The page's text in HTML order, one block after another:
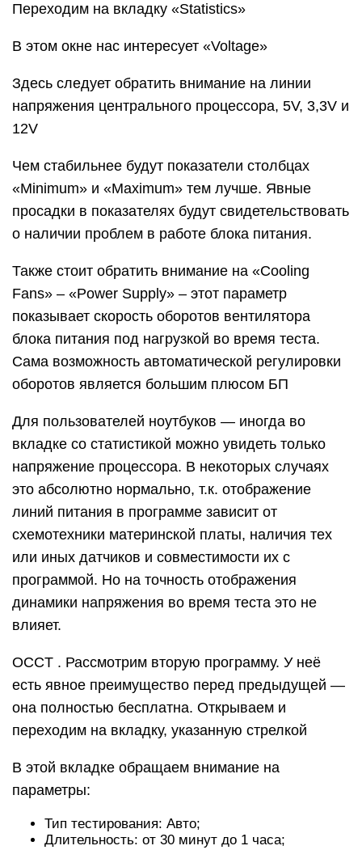
Переходим на вкладку «Statistics»
В этом окне нас интересует «Voltage»
Здесь следует обратить внимание на линии
напряжения центрального процессора, 5V, 3,3V и
12V
Чем стабильнее будут показатели столбцах
«Minimum» и «Maximum» тем лучше. Явные
просадки в показателях будут свидетельствовать
о наличии проблем в работе блока питания.
Также стоит обратить внимание на «Cooling
Fans» – «Power Supply» – этот параметр
показывает скорость оборотов вентилятора
блока питания под нагрузкой во время теста.
Сама возможность автоматической регулировки
оборотов является большим плюсом БП
Для пользователей ноутбуков — иногда во
вкладке со статистикой можно увидеть только
напряжение процессора. В некоторых случаях
это абсолютно нормально, т.к. отображение
линий питания в программе зависит от
схемотехники материнской платы, наличия тех
или иных датчиков и совместимости их с
программой. Но на точность отображения
динамики напряжения во время теста это не
влияет.
OCCT . Рассмотрим вторую программу. У неё
есть явное преимущество перед предыдущей —
она полностью бесплатна. Открываем и
переходим на вкладку, указанную стрелкой
В этой вкладке обращаем внимание на
параметры:
Тип тестирования: Авто;
Длительность: от 30 минут до 1 часа;